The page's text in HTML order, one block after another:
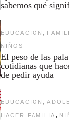
sabemos qué
EDUCACION ,
NIÑOS
El peso de las
cotidianas que
de pedir ayuda
EDUCACION ,
HACER FAMILIA ,